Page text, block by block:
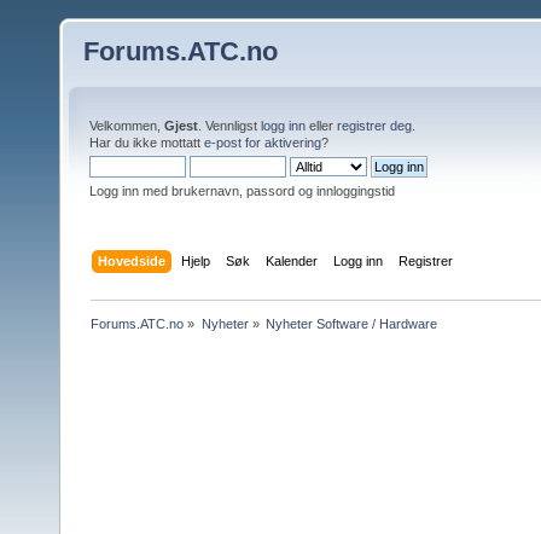
Forums.ATC.no
Velkommen, Gjest . Vennligst logg inn eller registrer deg
Har du ikke mottatt e-post for aktivering?
Logg inn med brukernavn, passord og innloggingstid
Hovedside Hjelp Søk Kalender Logg inn Registrer
Forums.ATC.no » Nyheter» Nyheter Software / Hardware